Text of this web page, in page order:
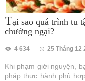
Tại sao quá trình tu
chướng ngại?
4 634 25 Tháng 12
Khi phạm giới nguyện,
pháp thực hành phù